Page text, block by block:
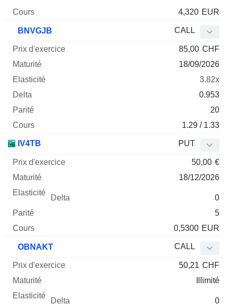
4,320 EUR
BNVGJB CALL
85,00 CHF
18/09/2026
3.82x
0.953
20
1.29 / 1.33
IV4TB PUT
50,00 €
18/12/2026
0
5
0,5300 EUR
OBNAKT CALL
50,21 CHF
Illimité
0